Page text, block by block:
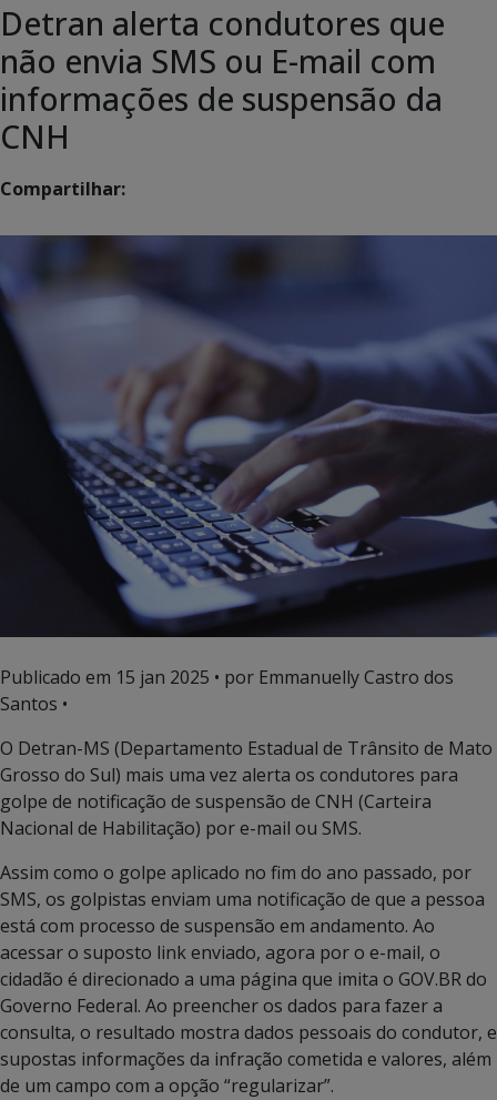
Detran alerta condutores que
não envia SMS ou E-mail com
informações de suspensão da
CNH
Compartilhar:
Publicado em 15 jan 2025 • por Emmanuelly Castro dos
Santos •
O Detran-MS (Departamento Estadual de Trânsito de Mato
Grosso do Sul) mais uma vez alerta os condutores para
golpe de notificação de suspensão de CNH (Carteira
Nacional de Habilitação) por e-mail ou SMS.
Assim como o golpe aplicado no fim do ano passado, por
SMS, os golpistas enviam uma notificação de que a pessoa
está com processo de suspensão em andamento. Ao
acessar o suposto link enviado, agora por o e-mail, o
cidadão é direcionado a uma página que imita o GOV.BR do
Governo Federal. Ao preencher os dados para fazer a
consulta, o resultado mostra dados pessoais do condutor, e
supostas informações da infração cometida e valores, além
de um campo com a opção “regularizar”.